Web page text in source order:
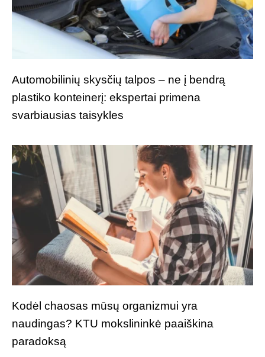
Automobilinių skysčių talpos – ne į bendrą
plastiko konteinerį: ekspertai primena
svarbiausias taisykles
Kodėl chaosas mūsų organizmui yra
naudingas? KTU mokslininkė paaiškina
paradoksą